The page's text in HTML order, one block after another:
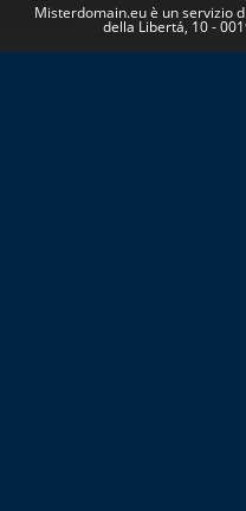
Misterdomain.eu è un servizio
della Libertá, 10 -